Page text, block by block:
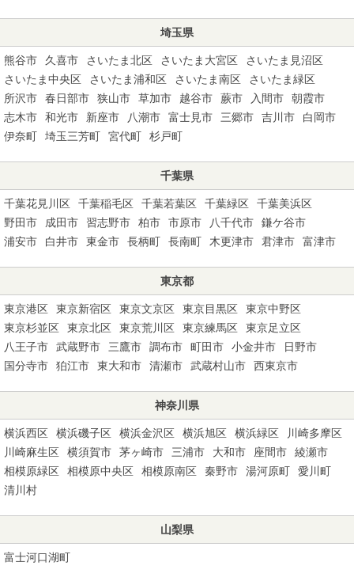
埼玉県
熊谷市 久喜市 さいたま北区 さいたま大宮区
さいたま見沼区
さいたま中央区
さいたま浦和区 さいたま南区
さいたま緑区
所沢市
春日部市 狭山市 草加市 越谷市 蕨市 入間市
朝霞市
志木市
和光市 新座市 八潮市 富士見市 三郷市 吉川市
白岡市
伊奈町
埼玉三芳町 宮代町 杉戸町
千葉県
千葉花見川区 千葉稲毛区 千葉若葉区 千葉緑区
千葉美浜区
野田市
成田市 習志野市 柏市 市原市 八千代市
鎌ケ谷市
浦安市
白井市 東金市 長柄町 長南町 木更津市 君津市 富津市
東京都
東京港区 東京新宿区 東京文京区 東京目黒区
東京中野区
東京杉並区
東京北区 東京荒川区 東京練馬区
東京足立区
八王子市
武蔵野市 三鷹市 調布市 町田市 小金井市
日野市
国分寺市
狛江市 東大和市 清瀬市 武蔵村山市 西東京市
神奈川県
横浜西区 横浜磯子区 横浜金沢区 横浜旭区 横浜緑区
川崎多摩区
川崎麻生区
横須賀市 茅ヶ崎市 三浦市 大和市 座間市
綾瀬市
相模原緑区
相模原中央区 相模原南区 秦野市 湯河原町
愛川町
清川村
山梨県
富士河口湖町